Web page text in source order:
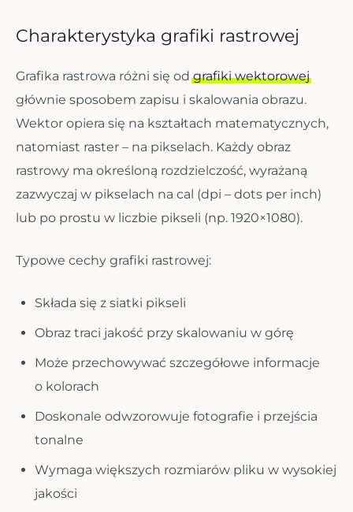
Charakterystyka grafiki rastrowej
Grafika rastrowa różni się odgrafiki wektorowej
głównie sposobem zapisu i skalowania obrazu.
Wektor opiera się na kształtach matematycznych,
natomiast raster – na pikselach. Każdy obraz
rastrowy ma określoną rozdzielczość, wyrażaną
zazwyczaj w pikselach na cal (dpi – dots per inch)
lub po prostu w liczbie pikseli (np. 1920×1080).
Typowe cechy grafiki rastrowej:
Składa się z siatki pikseli
Obraz traci jakość przy skalowaniu w górę
Może przechowywać szczegółowe informacje
o kolorach
Doskonale odwzorowuje fotografie i przejścia
tonalne
Wymaga większych rozmiarów pliku w wysokiej
jakości